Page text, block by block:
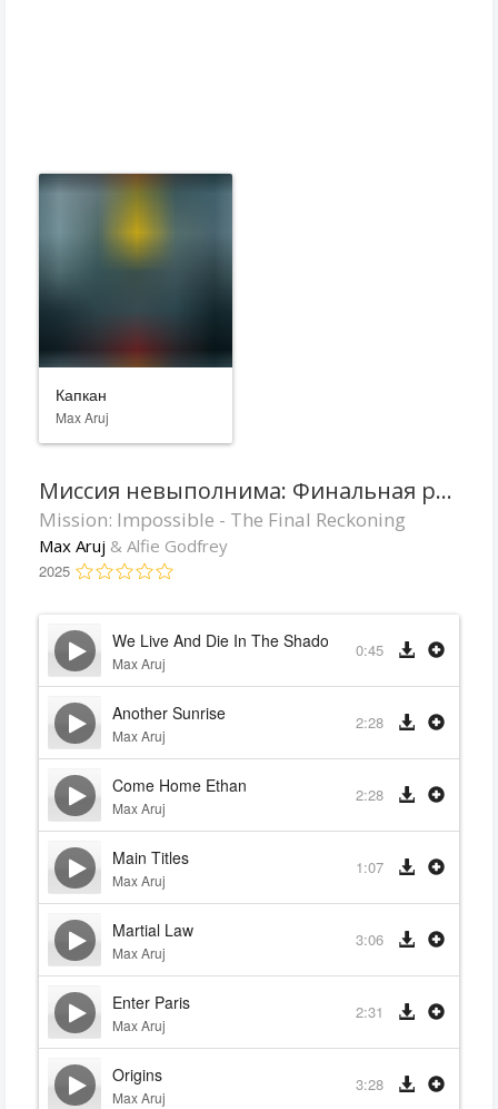
Капкан
Max Aruj
Миссия невыполнима: Финальная расплата
Mission: Impossible - The Final Reckoning
Max Aruj & Alfie Godfrey
2025
We Live And Die In The Shadows
Max Aruj
0:45
Another Sunrise
Max Aruj
2:28
Come Home Ethan
Max Aruj
2:28
Main Titles
Max Aruj
1:07
Martial Law
Max Aruj
3:06
Enter Paris
Max Aruj
2:31
Origins
Max Aruj
3:28